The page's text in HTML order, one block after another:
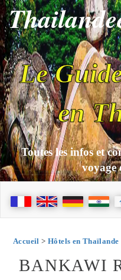
Le
en
Toutes les infos et
voyage
Accueil > Hôtels en Thaïlande
BANKAWI